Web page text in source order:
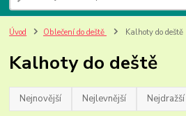
Úvod Oblečení do deště Kalhoty do deště
Kalhoty do deště
Nejnovější Nejlevnější Nejdražší